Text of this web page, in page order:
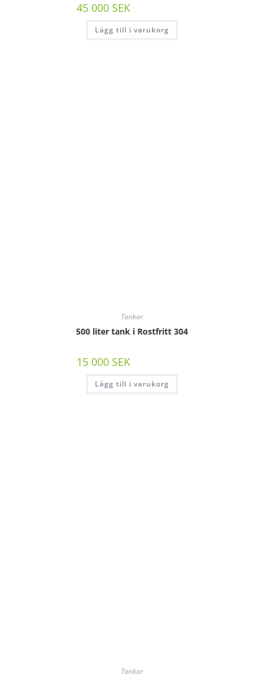
45 000 SEK
Lägg till i varukorg
Tankar
500 liter tank i Rostfritt 304
15 000 SEK
Lägg till i varukorg
Tankar